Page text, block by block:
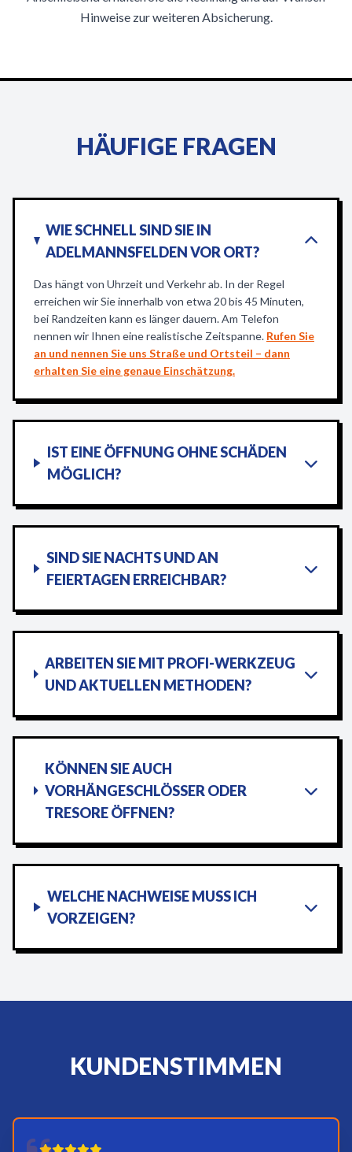
Hinweise zur weiteren Absicherung.
HÄUFIGE FRAGEN
WIE SCHNELL SIND SIE IN
ADELMANNSFELDEN VOR ORT?
Das hängt von Uhrzeit und Verkehr ab. In der Regel
erreichen wir Sie innerhalb von etwa 20 bis 45 Minuten,
bei Randzeiten kann es länger dauern. Am Telefon
nennen wir Ihnen eine realistische Zeitspanne. Rufen Sie
an und nennen Sie uns Straße und Ortsteil – dann
erhalten Sie eine genaue Einschätzung.
IST EINE ÖFFNUNG OHNE SCHÄDEN
MÖGLICH?
SIND SIE NACHTS UND AN
FEIERTAGEN ERREICHBAR?
ARBEITEN SIE MIT PROFI-WERKZEUG
UND AKTUELLEN METHODEN?
KÖNNEN SIE AUCH
VORHÄNGESCHLÖSSER ODER
TRESORE ÖFFNEN?
WELCHE NACHWEISE MUSS ICH
VORZEIGEN?
KUNDENSTIMMEN